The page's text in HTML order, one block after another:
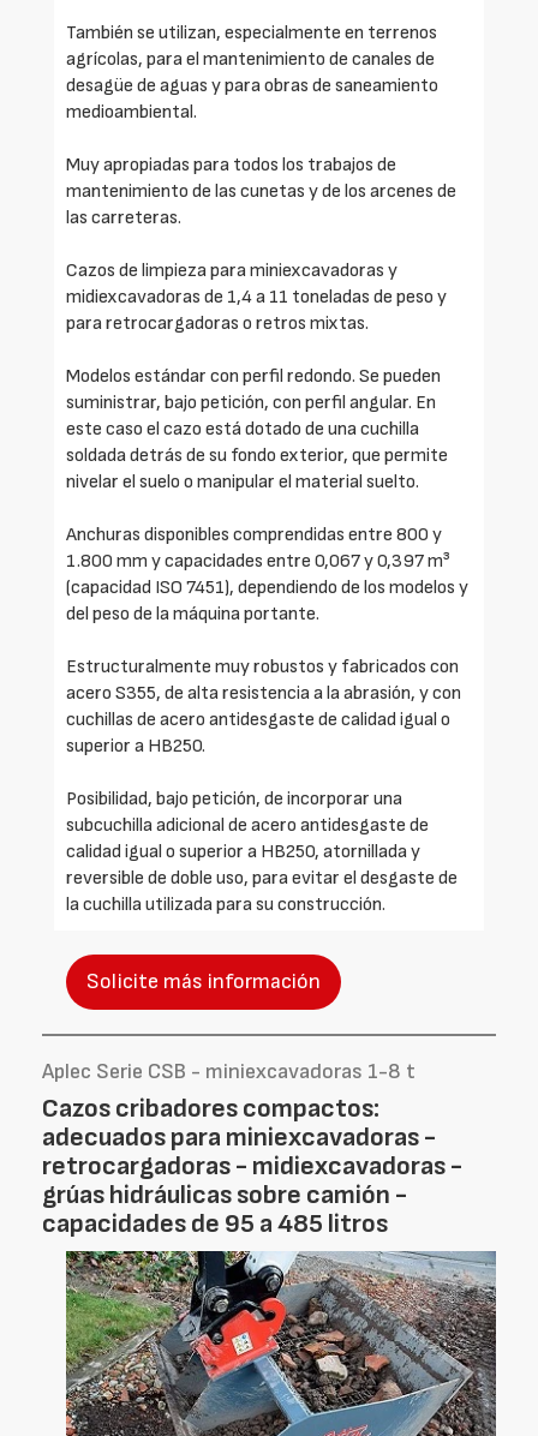
También se utilizan, especialmente en terrenos
agrícolas, para el mantenimiento de canales de
desagüe de aguas y para obras de saneamiento
medioambiental.
Muy apropiadas para todos los trabajos de
mantenimiento de las cunetas y de los arcenes de
las carreteras.
Cazos de limpieza para miniexcavadoras y
midiexcavadoras de 1,4 a 11 toneladas de peso y
para retrocargadoras o retros mixtas.
Modelos estándar con perfil redondo. Se pueden
suministrar, bajo petición, con perfil angular. En
este caso el cazo está dotado de una cuchilla
soldada detrás de su fondo exterior, que permite
nivelar el suelo o manipular el material suelto.
Anchuras disponibles comprendidas entre 800 y
1.800 mm y capacidades entre 0,067 y 0,397 m³
(capacidad ISO 7451), dependiendo de los modelos y
del peso de la máquina portante.
Estructuralmente muy robustos y fabricados con
acero S355, de alta resistencia a la abrasión, y con
cuchillas de acero antidesgaste de calidad igual o
superior a HB250.
Posibilidad, bajo petición, de incorporar una
subcuchilla adicional de acero antidesgaste de
calidad igual o superior a HB250, atornillada y
reversible de doble uso, para evitar el desgaste de
la cuchilla utilizada para su construcción.
Solicite más información
Aplec Serie CSB - miniexcavadoras 1-8 t
Cazos cribadores compactos:
adecuados para miniexcavadoras -
retrocargadoras - midiexcavadoras -
grúas hidráulicas sobre camión -
capacidades de 95 a 485 litros